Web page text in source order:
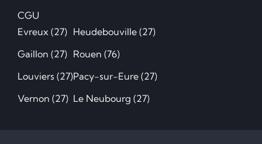
CGU
Evreux (27)
Gaillon (27)
Louviers (27)
Vernon (27)
Heudebouville (27)
Rouen (76)
Pacy-sur-Eure (27)
Le Neubourg (27)